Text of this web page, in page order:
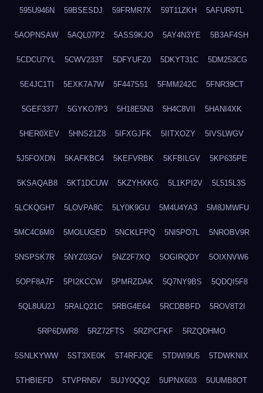
595U946N 59BSESDJ 59FRMR7X 59T11ZKH 5AFUR9TL
5AOPNSAW 5AQL07P2 5ASS9KJO 5AY4N3YE 5B3AF4SH
5CDCU7YL 5CWV233T 5DFYUFZ0 5DKYT31C 5DM253CG
5E4JC1TI 5EXK7A7W 5F447S51 5FMM242C 5FNR39CT
5GEF3377 5GYKO7P3 5H18E5N3 5H4C8VII 5HANI4XK
5HER0XEV 5HNS21Z8 5IFXGJFK 5IITXOZY 5IVSLWGV
5J5FOXDN 5KAFKBC4 5KEFVRBK 5KFBILGV 5KP635PE
5KSAQAB8 5KT1DCUW 5KZYHXKG 5L1KPI2V 5L515L3S
5LCKQGH7 5LOVPA8C 5LY0K9GU 5M4U4YA3 5M8JMWFU
5MC4C6M0 5MOLUGED 5NCKLFPQ 5NI5PO7L 5NROBV9R
5NSPSK7R 5NYZ03GV 5NZ2F7XQ 5OGIRQDY 5OIXNVW6
5OPF8A7F 5PI2KCCW 5PMRZDAK 5Q7NY9BS 5QDQI5F8
5QL8UU2J 5RALQ21C 5RBG4E64 5RCDBBFD 5ROV8T2I
5RP6DWR8 5RZ72FTS 5RZPCFKF 5RZQDHMO
5SNLKYWW 5ST3XE0K 5T4RFJQE 5TDWI9U5 5TDWKNIX
5THBIEFD 5TVPRN5V 5UJY0QQ2 5UPNX603 5UUMB8OT